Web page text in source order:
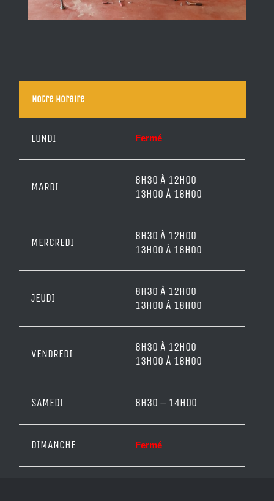
Notre horaire
LUNDI Fermé
MARDI
8H30 À 12H00
13H00 À 18H00
MERCREDI
8H30 À 12H00
13H00 À 18H00
JEUDI
8H30 À 12H00
13H00 À 18H00
VENDREDI
8H30 À 12H00
13H00 À 18H00
SAMEDI 8H30 – 14H00
DIMANCHE Fermé